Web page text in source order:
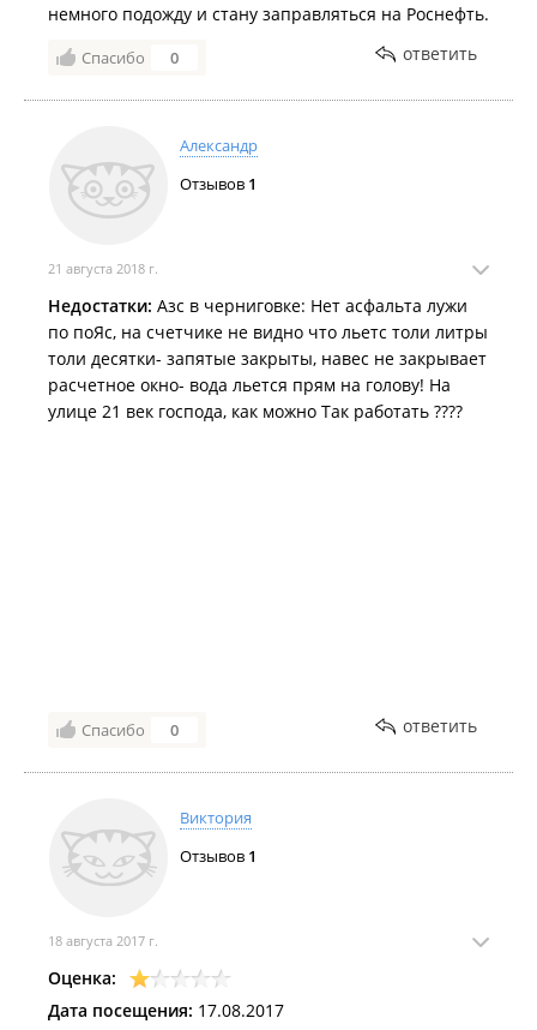
немного подожду и стану заправляться на Роснефть.
Спасибо 0 ответить
Александр
Отзывов 1
21 августа 2018 г.
Недостатки: Азс в черниговке: Нет асфальта лужи
по поЯс, на счетчике не видно что льетс толи литры
толи десятки- запятые закрыты, навес не закрывает
расчетное окно- вода льется прям на голову! На
улице 21 век господа, как можно Так работать ????
Спасибо 0 ответить
Виктория
Отзывов 1
18 августа 2017 г.
Оценка:
Дата посещения: 17.08.2017